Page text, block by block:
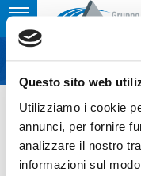
Questo sito web
Utilizziamo i cookie
annunci, per fornire
analizzare il nostro
informazioni sul
Toggle
navigation
MENU
13.03.2025